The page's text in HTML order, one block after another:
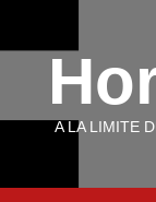
A LA LIMITE